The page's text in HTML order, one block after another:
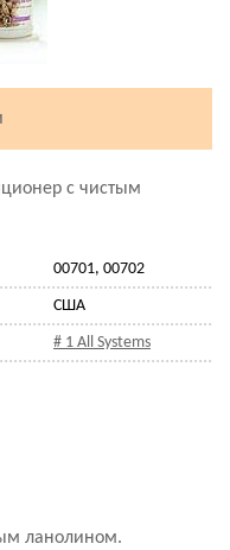
с чистым
00701, 00702
США
# 1 All Systems
ланолином.